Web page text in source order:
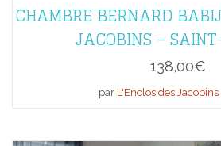
CHAMBRE BERNARD
JACOBINS –
138,00€
par L'Enclos des